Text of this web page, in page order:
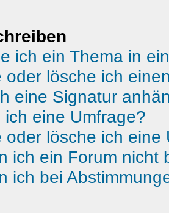
ich ein Thema in
oder lösche ich
eine Signatur
eine Umfrage?
oder lösche ich eine
ich ein Forum nicht
ich bei